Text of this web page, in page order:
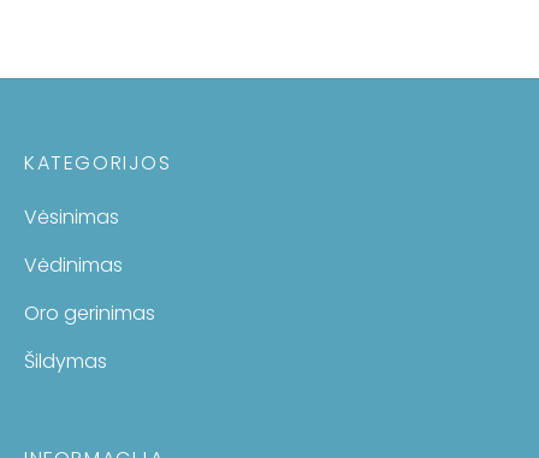
KATEGORIJOS
Vėsinimas
Vėdinimas
Oro gerinimas
Šildymas